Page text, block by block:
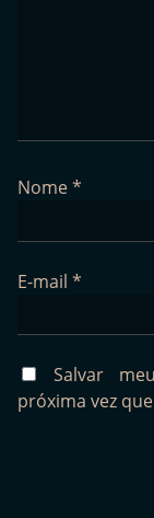
Nome*
E-mail *
Salvar
próxima vez